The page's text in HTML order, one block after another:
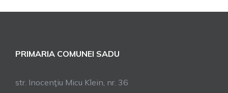
PRIMARIA COMUNEI SADU
str. Inocenţiu Micu Klein, nr. 36